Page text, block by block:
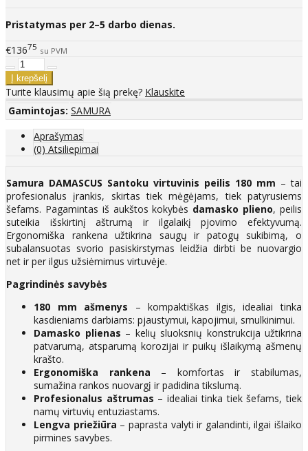
Pristatymas per 2–5 darbo dienas.
€13675 su PVM
Turite klausimų apie šią prekę? Klauskite
Gamintojas: SAMURA
Aprašymas
(0) Atsiliepimai
Samura DAMASCUS Santoku virtuvinis peilis 180 mm – tai
profesionalus įrankis, skirtas tiek mėgėjams, tiek patyrusiems
šefams. Pagamintas iš aukštos kokybės damasko plieno, peilis
suteikia išskirtinį aštrumą ir ilgalaikį pjovimo efektyvumą.
Ergonomiška rankena užtikrina saugų ir patogų sukibimą, o
subalansuotas svorio pasiskirstymas leidžia dirbti be nuovargio
net ir per ilgus užsiėmimus virtuvėje.
Pagrindinės savybės
180 mm ašmenys – kompaktiškas ilgis, idealiai tinka
kasdieniams darbiams: pjaustymui, kapojimui, smulkinimui.
Damasko plienas – kelių sluoksnių konstrukcija užtikrina
patvarumą, atsparumą korozijai ir puikų išlaikymą ašmenų
krašto.
Ergonomiška rankena – komfortas ir stabilumas,
sumažina rankos nuovargį ir padidina tikslumą.
Profesionalus aštrumas – idealiai tinka tiek šefams, tiek
namų virtuvių entuziastams.
Lengva priežiūra – paprasta valyti ir galandinti, ilgai išlaiko
pirmines savybes.